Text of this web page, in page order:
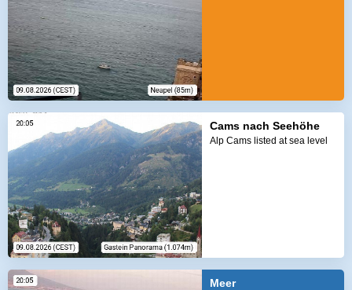
Cams nach Seehöhe
Alp Cams listed at sea level
Meer